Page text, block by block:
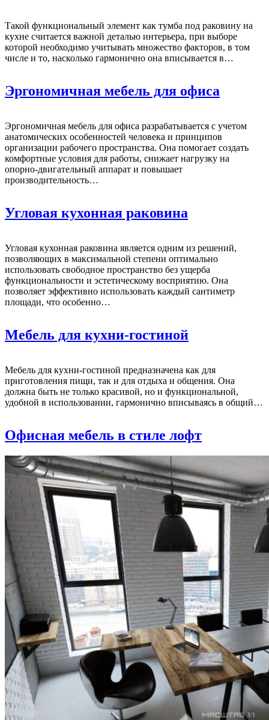
Такой функциональный элемент как тумба под раковину на
кухне считается важной деталью интерьера, при выборе
которой необходимо учитывать множество факторов, в том
числе и то, насколько гармонично она вписывается в…
Эргономичная мебель для офиса
Эргономичная мебель для офиса разрабатывается с учетом
анатомических особенностей человека и принципов
организации рабочего пространства. Она помогает создать
комфортные условия для работы, снижает нагрузку на
опорно-двигательный аппарат и повышает
производительность…
Угловая кухонная раковина
Угловая кухонная раковина является одним из решений,
позволяющих в максимальной степени оптимально
использовать свободное пространство без ущерба
функциональности и эстетическому восприятию. Она
позволяет эффективно использовать каждый сантиметр
площади, что особенно…
Мебель для кухни-гостиной
Мебель для кухни-гостиной предназначена как для
приготовления пищи, так и для отдыха и общения. Она
должна быть не только красивой, но и функциональной,
удобной в использовании, гармонично вписываясь в общий…
Офисная мебель в стиле лофт